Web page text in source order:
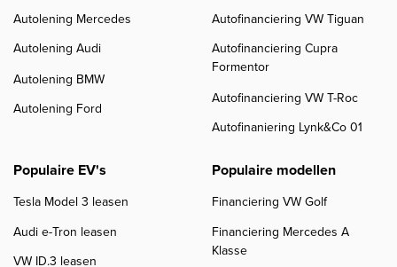
Autolening Mercedes
Autolening Audi
Autolening BMW
Autolening Ford
Autofinanciering VW Tiguan
Autofinanciering Cupra
Formentor
Autofinanciering VW T-Roc
Autofinaniering Lynk&Co 01
Populaire EV's
Tesla Model 3 leasen
Audi e-Tron leasen
VW ID.3 leasen
Populaire modellen
Financiering VW Golf
Financiering Mercedes A
Klasse